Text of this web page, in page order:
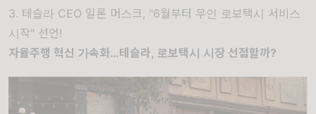
3. 테슬라 CEO 일론 머스크, "6월부터 무인 로보택시 서비스
시작" 선언!
자율주행 혁신 가속화…테슬라, 로보택시 시장 선점할까?